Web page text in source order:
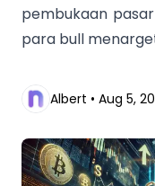
pembukaan
para bull
Albert • Aug 5,